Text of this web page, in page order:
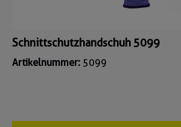
Schnittschutzhandschuh 5099
Artikelnummer: 5099